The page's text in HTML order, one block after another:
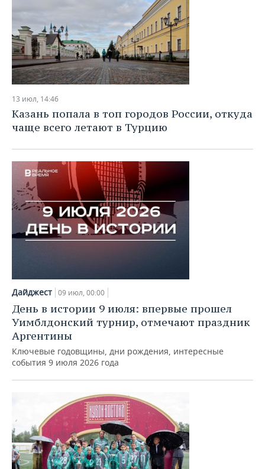
13 июл, 14:46
Казань попала в топ городов России, откуда
чаще всего летают в Турцию
Дайджест 09 июл, 00:00
День в истории 9 июля: впервые прошел
Уимблдонский турнир, отмечают праздник
Аргентины
Ключевые годовщины, дни рождения, интересные
события 9 июля 2026 года